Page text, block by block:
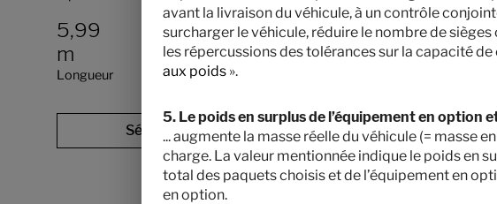
5,99
m
Longueur
3500 kg
Masse en charge maximale
techniquement admissible
Sélectionner ce modèle
6,36
m
avant la livraison du véhicule, à un contrôle
surcharger le véhicule, réduire le nombre de
les répercussions des tolérances sur la capacité
aux poids ».
5. Le poids en surplus de l’équipement en option
... augmente la masse réelle du véhicule (= masse
charge. La valeur mentionnée indique le poids en
total des paquets choisis et de l’équipement en
en option.